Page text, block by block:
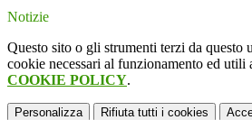
Notizie
Questo sito o gli strumenti terzi da questo
cookie necessari al funzionamento ed
COOKIE POLICY.
Personalizza Rifiuta tutti i cookies